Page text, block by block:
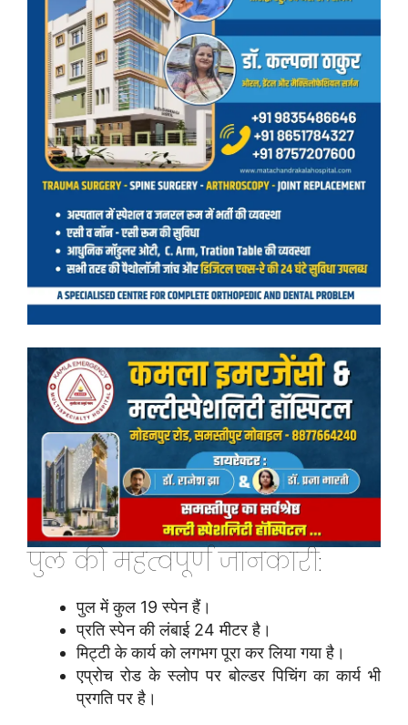
पुल की महत्वपूर्ण जानकारी:
पुल में कुल 19 स्पेन हैं।
प्रति स्पेन की लंबाई 24 मीटर है।
मिट्टी के कार्य को लगभग पूरा कर लिया गया है।
एप्रोच रोड के स्लोप पर बोल्डर पिचिंग का कार्य भी
प्रगति पर है।